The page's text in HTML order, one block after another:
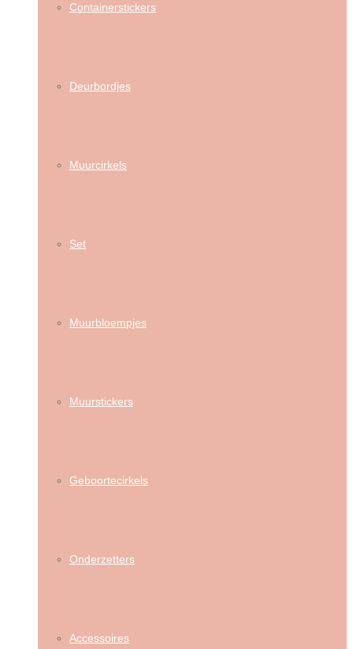
Containerstickers
Deurbordjes
Muurcirkels
Set
Muurbloempjes
Muurstickers
Geboortecirkels
Onderzetters
Accessoires